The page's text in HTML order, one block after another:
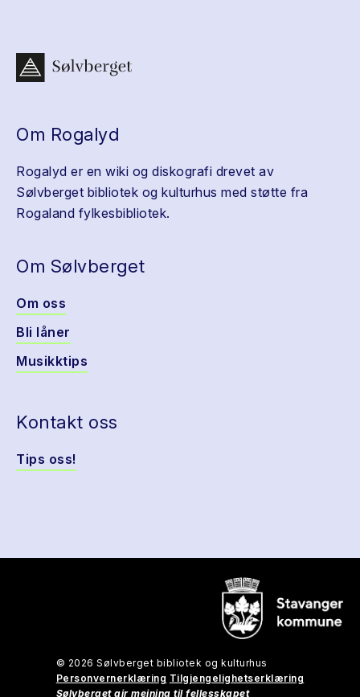
Om Rogalyd
Rogalyd er en wiki og diskografi drevet av
Sølvberget bibliotek og kulturhus med støtte fra
Rogaland fylkesbibliotek.
Om Sølvberget
Om oss
Bli låner
Musikktips
Kontakt oss
Tips oss!
© 2026 Sølvberget bibliotek og kulturhus
Personvernerklæring Tilgjengelighetserklæring
Sølvberget gir meining til fellesskapet